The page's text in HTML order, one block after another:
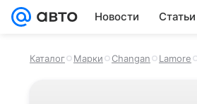
Новости Статьи
Каталог Марки Changan Lamore